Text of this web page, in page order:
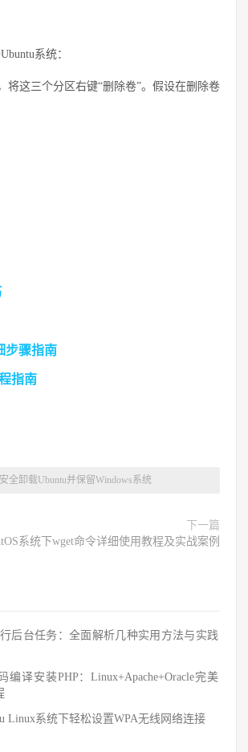
系统：
将这三个分区右键“删除卷”。假设在删除卷
步骤指南
指南
全卸载Ubuntu并保留Windows系统
下一篇
系统下wget命令详细使用教程及实战案例
后台任务：全面解析几种实用方法与实践
编译安装PHP：Linux+Apache+Oracle完美
Linux系统下轻松设置WPA无线网络连接